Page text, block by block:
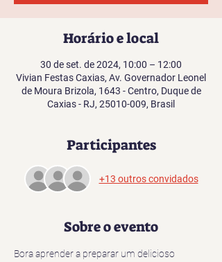
Horário e local
30 de set. de 2024, 10:00 – 12:00
Vivian Festas Caxias, Av. Governador Leonel
de Moura Brizola, 1643 - Centro, Duque de
Caxias - RJ, 25010-009, Brasil
Participantes
+13 outros convidados
Sobre o evento
Bora aprender a preparar um delicioso